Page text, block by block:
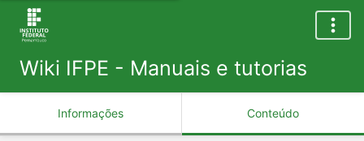
Wiki IFPE - Manuais e tutorias
Informações Conteúdo